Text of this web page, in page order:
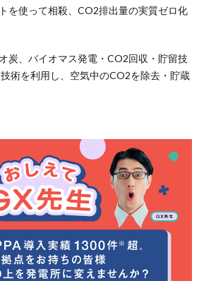
を使って相殺、CO2排出量の実質ゼロ化
炭、バイオマス発電・CO2回収・貯留技
術を利用し、空気中のCO2を除去・貯蔵